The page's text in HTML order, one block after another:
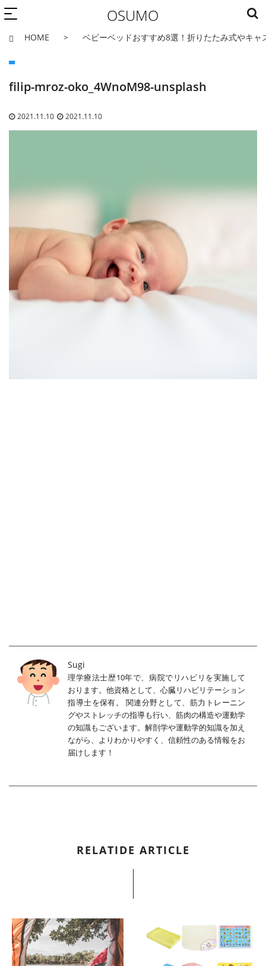
OSUMO
HOME ベビーベッドおすすめ8選！折りたたみ式やキ
filip-mroz-oko_4WnoM98-unsplash
2021.11.10 2021.11.10
Sugi
理学療法士歴10年で、病院でリハビリを実施して
おります。他資格として、心臓リハビリテーション
指導士を保有。 関連分野として、筋力トレーニン
グやストレッチの指導も行い、筋肉の構造や運動学
の知識もございます。解剖学や運動学的知識を加え
ながら、よりわかりやすく、信頼性のある情報をお
届けします！
RELATIDE ARTICLE